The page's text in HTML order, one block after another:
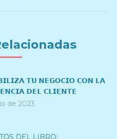
𝗧𝗨 𝗡𝗘𝗚𝗢𝗖𝗜𝗢 𝗖𝗢𝗡 𝗟𝗔
𝗗𝗘𝗟 𝗖𝗟𝗜𝗘𝗡𝗧𝗘
de 2023
DEL LIBRO: